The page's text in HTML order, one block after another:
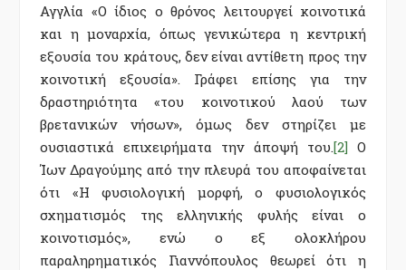
Αγγλία «Ο ίδιος ο θρόνος λειτουργεί κοινοτικά
και η μοναρχία, όπως γενικώτερα η κεντρική
εξουσία του κράτους, δεν είναι αντίθετη προς την
κοινοτική εξουσία». Γράφει επίσης για την
δραστηριότητα «του κοινοτικού λαού των
βρετανικών νήσων», όμως δεν στηρίζει με
ουσιαστικά επιχειρήματα την άποψή του. [2]Ο
Ίων Δραγούμης από την πλευρά του αποφαίνεται
ότι «Η φυσιολογική μορφή, ο φυσιολογικός
σχηματισμός της ελληνικής φυλής είναι ο
κοινοτισμός», ενώ ο εξ ολοκλήρου
παραληρηματικός Γιαννόπουλος θεωρεί ότι η